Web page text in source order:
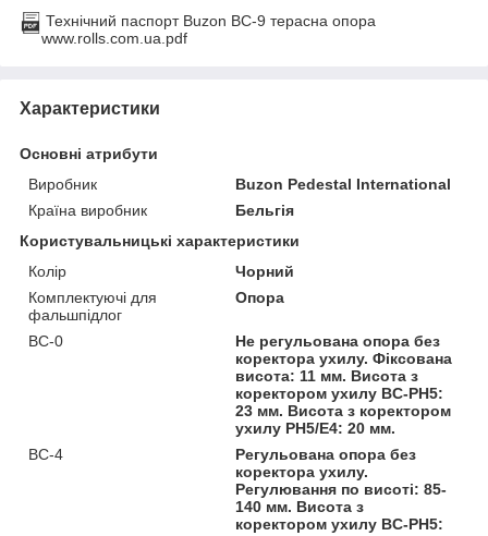
Технічний паспорт Buzon BC-9 терасна опора
www.rolls.com.ua.pdf
Характеристики
Основні атрибути
Виробник
Buzon Pedestal International
Країна виробник
Бельгія
Користувальницькі характеристики
Колір
Чорний
Комплектуючі для
фальшпідлог
Опора
BC-0
Не регульована опора без
коректора ухилу. Фіксована
висота: 11 мм. Висота з
коректором ухилу BC-PH5:
23 мм. Висота з коректором
ухилу PH5/Е4: 20 мм.
BC-4
Регульована опора без
коректора ухилу.
Регулювання по висоті: 85-
140 мм. Висота з
коректором ухилу BC-PH5: